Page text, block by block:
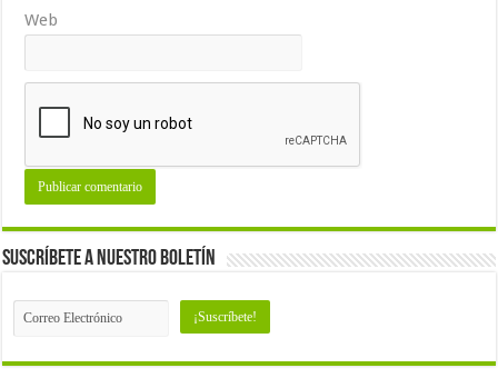
Web
Suscríbete a nuestro Boletín